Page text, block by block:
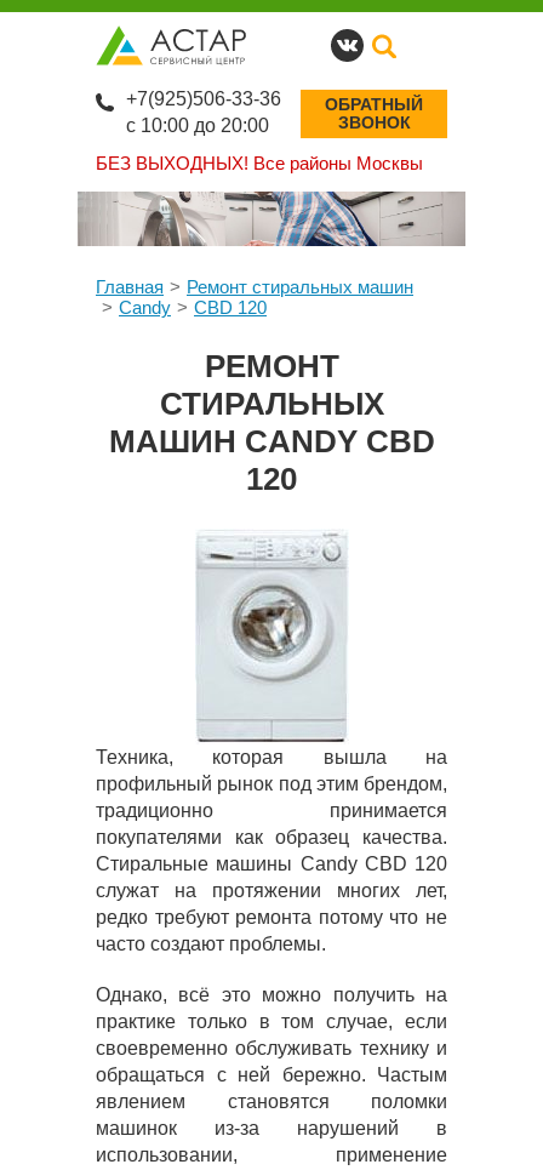
БЕЗ ВЫХОДНЫХ! Все районы Москвы
+7(925)506-33-36
с 10:00 до 20:00
ОБРАТНЫЙ
ЗВОНОК
Главная
Ремонт стиральных машин
Candy
CBD 120
РЕМОНТ
СТИРАЛЬНЫХ
МАШИН CANDY CBD
120
Техника, которая вышла на
профильный рынок под этим брендом,
традиционно принимается
покупателями как образец качества.
Стиральные машины Candy CBD 120
служат на протяжении многих лет,
редко требуют ремонта потому что не
часто создают проблемы.
Однако, всё это можно получить на
практике только в том случае, если
своевременно обслуживать технику и
обращаться с ней бережно. Частым
явлением становятся поломки
машинок из-за нарушений в
использовании, применение